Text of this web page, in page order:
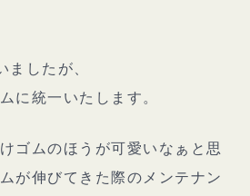
したが、
に統一いたします。
ゴムのほうが可愛いなぁと思
が伸びてきた際のメンテナン